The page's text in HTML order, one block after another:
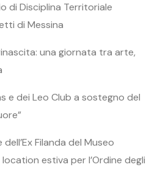
di Disciplina Territoriale
di Messina
una giornata tra arte,
e dei Leo Club a sostegno del
Filanda del Museo
location estiva per l’Ordine degli